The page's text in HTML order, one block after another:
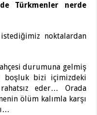
Türkmenler nerde
noktalardan
durumuna gelmiş
boşluk bizi içimizdeki
eder… Orada
ölüm kalımla karşı